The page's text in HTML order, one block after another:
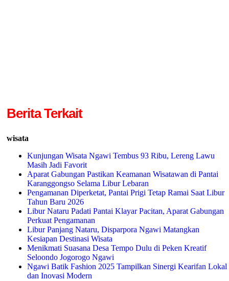
Berita Terkait
wisata
Kunjungan Wisata Ngawi Tembus 93 Ribu, Lereng Lawu
Masih Jadi Favorit
Aparat Gabungan Pastikan Keamanan Wisatawan di Pantai
Karanggongso Selama Libur Lebaran
Pengamanan Diperketat, Pantai Prigi Tetap Ramai Saat Libur
Tahun Baru 2026
Libur Nataru Padati Pantai Klayar Pacitan, Aparat Gabungan
Perkuat Pengamanan
Libur Panjang Nataru, Disparpora Ngawi Matangkan
Kesiapan Destinasi Wisata
Menikmati Suasana Desa Tempo Dulu di Peken Kreatif
Seloondo Jogorogo Ngawi
Ngawi Batik Fashion 2025 Tampilkan Sinergi Kearifan Lokal
dan Inovasi Modern